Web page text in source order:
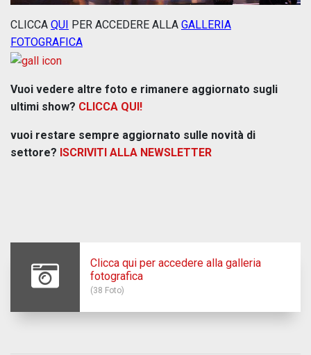
CLICCA QUI PER ACCEDERE ALLA GALLERIA
FOTOGRAFICA
Vuoi vedere altre foto e rimanere aggiornato sugli
ultimi show? CLICCA QUI!
vuoi restare sempre aggiornato sulle novità di
settore? ISCRIVITI ALLA NEWSLETTER
Clicca qui per accedere alla galleria
fotografica
(38 Foto)